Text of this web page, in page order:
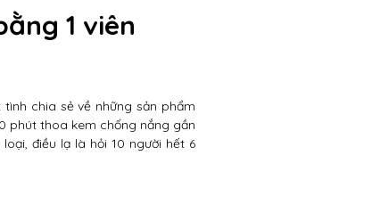
1 viên
chia sẻ về những sản phẩm
phút thoa kem chống nắng gần
điều lạ là hỏi 10 người hết 6